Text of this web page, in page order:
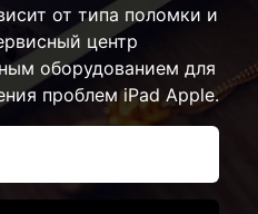
от типа поломки и
центр
оборудованием для
проблем iPad Apple.